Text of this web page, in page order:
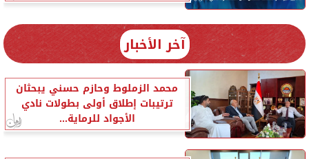
آخر الأخبار
محمد الزملوط وحازم حسني يبحثان
ترتيبات إطلاق أولى بطولات نادي
الأجواد للرماية...